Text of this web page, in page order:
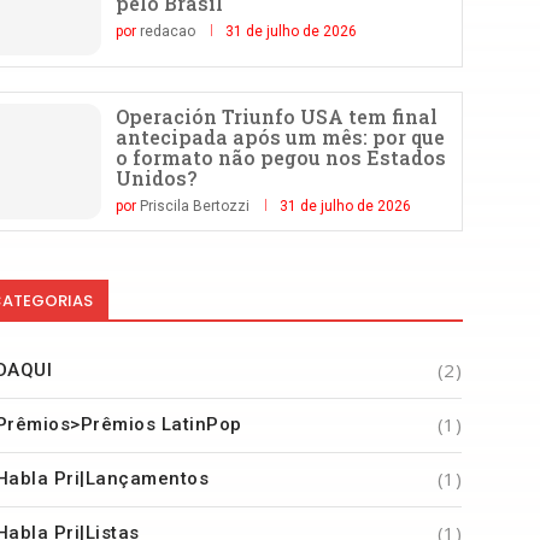
por redacao 31 de julho de 2026
Operación Triunfo USA tem final
antecipada após um mês: por que
o formato não pegou nos Estados
Unidos?
por Priscila Bertozzi 31 de julho de 2026
(2)
LatinPop (1)
Pri|Lançamentos (1)
Pri|Listas (1)